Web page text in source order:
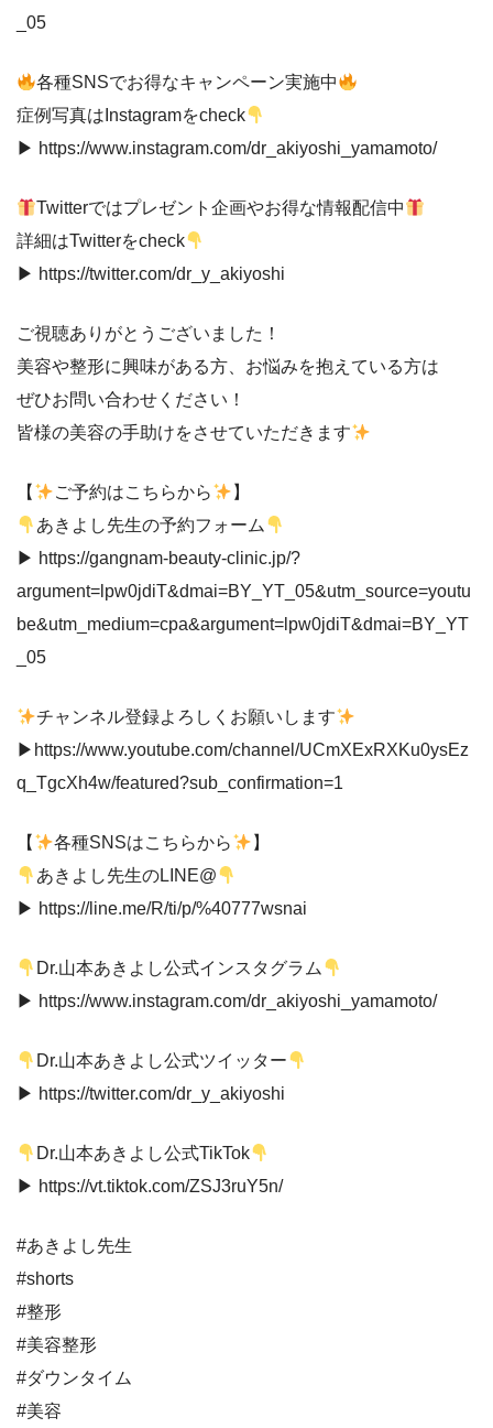
_05
各種SNSでお得なキャンペーン実施中
症例写真はInstagramをcheck
▶︎ https://www.instagram.com/dr_akiyoshi_yamamoto/
Twitterではプレゼント企画やお得な情報配信中
詳細はTwitterをcheck
▶︎ https://twitter.com/dr_y_akiyoshi
ご視聴ありがとうございました！
美容や整形に興味がある方、お悩みを抱えている方は
ぜひお問い合わせください！
皆様の美容の手助けをさせていただきます
【 ご予約はこちらから
】
あきよし先生の予約フォーム
▶︎ https://gangnam-beauty-clinic.jp/?
argument=lpw0jdiT&dmai=BY_YT_05&utm_source=youtu
be&utm_medium=cpa&argument=lpw0jdiT&dmai=BY_YT
_05
チャンネル登録よろしくお願いします
▶︎https://www.youtube.com/channel/UCmXExRXKu0ysEz
q_TgcXh4w/featured?sub_confirmation=1
【 各種SNSはこちらから
】
あきよし先生のLINE@
▶︎ https://line.me/R/ti/p/%40777wsnai
Dr.山本あきよし公式インスタグラム
▶︎ https://www.instagram.com/dr_akiyoshi_yamamoto/
Dr.山本あきよし公式ツイッター
▶︎ https://twitter.com/dr_y_akiyoshi
Dr.山本あきよし公式TikTok
▶︎ https://vt.tiktok.com/ZSJ3ruY5n/
#あきよし先生
#shorts
#整形
#美容整形
#ダウンタイム
#美容